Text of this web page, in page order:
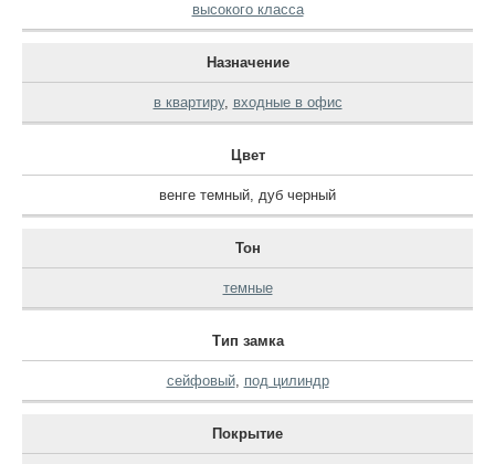
высокого класса
Назначение
в квартиру, входные в офис
Цвет
венге темный, дуб черный
Тон
темные
Тип замка
сейфовый, под цилиндр
Покрытие